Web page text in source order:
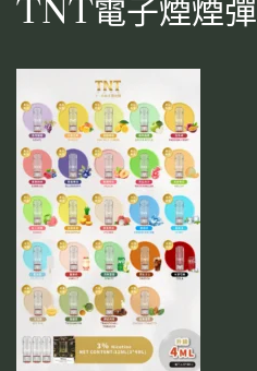
TNT電子煙煙彈